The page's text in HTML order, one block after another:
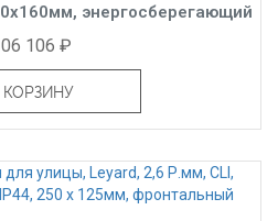
энергосберегающий
106 ₽
КОРЗИНУ